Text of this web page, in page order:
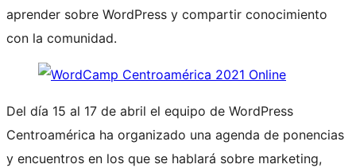
aprender sobre WordPress y compartir conocimiento
con la comunidad.
Del día 15 al 17 de abril el equipo de WordPress
Centroamérica ha organizado una agenda de ponencias
y encuentros en los que se hablará sobre marketing,